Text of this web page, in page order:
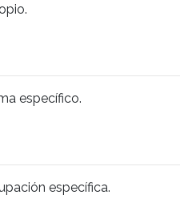
específico.
específica.